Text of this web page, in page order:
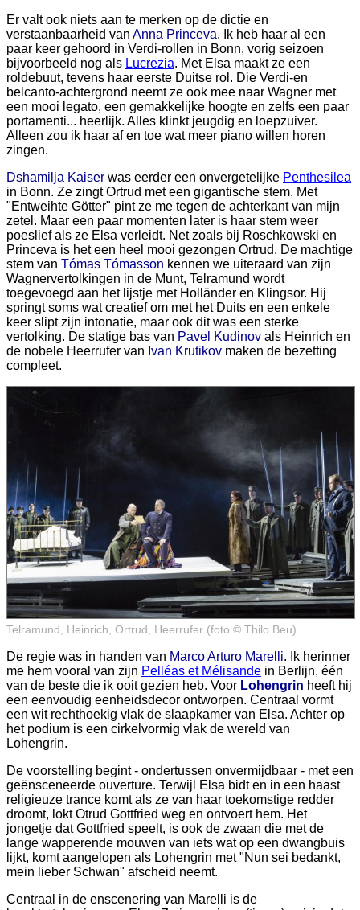
Er valt ook niets aan te merken op de dictie en
verstaanbaarheid van Anna Princeva. Ik heb haar al een
paar keer gehoord in Verdi-rollen in Bonn, vorig seizoen
bijvoorbeeld nog als Lucrezia. Met Elsa maakt ze een
roldebuut, tevens haar eerste Duitse rol. Die Verdi-en
belcanto-achtergrond neemt ze ook mee naar Wagner met
een mooi legato, een gemakkelijke hoogte en zelfs een paar
portamenti... heerlijk. Alles klinkt jeugdig en loepzuiver.
Alleen zou ik haar af en toe wat meer piano willen horen
zingen.
Dshamilja Kaiser was eerder een onvergetelijke Penthesilea
in Bonn. Ze zingt Ortrud met een gigantische stem. Met
"Entweihte Götter" pint ze me tegen de achterkant van mijn
zetel. Maar een paar momenten later is haar stem weer
poeslief als ze Elsa verleidt. Net zoals bij Roschkowski en
Princeva is het een heel mooi gezongen Ortrud. De machtige
stem van Tómas Tómasson kennen we uiteraard van zijn
Wagnervertolkingen in de Munt, Telramund wordt
toegevoegd aan het lijstje met Holländer en Klingsor. Hij
springt soms wat creatief om met het Duits en een enkele
keer slipt zijn intonatie, maar ook dit was een sterke
vertolking. De statige bas van Pavel Kudinov als Heinrich en
de nobele Heerrufer van Ivan Krutikov maken de bezetting
compleet.
Telramund, Heinrich, Ortrud, Heerrufer (foto © Thilo Beu)
De regie was in handen van Marco Arturo Marelli. Ik herinner
me hem vooral van zijn Pelléas et Mélisande in Berlijn, één
van de beste die ik ooit gezien heb. Voor Lohengrin heeft hij
een eenvoudig eenheidsdecor ontworpen. Centraal vormt
een wit rechthoekig vlak de slaapkamer van Elsa. Achter op
het podium is een cirkelvormig vlak de wereld van
Lohengrin.
De voorstelling begint - ondertussen onvermijdbaar - met een
geënsceneerde ouverture. Terwijl Elsa bidt en in een haast
religieuze trance komt als ze van haar toekomstige redder
droomt, lokt Otrud Gottfried weg en ontvoert hem. Het
jongetje dat Gottfried speelt, is ook de zwaan die met de
lange wapperende mouwen van iets wat op een dwangbuis
lijkt, komt aangelopen als Lohengrin met "Nun sei bedankt,
mein lieber Schwan" afscheid neemt.
Centraal in de enscenering van Marelli is de